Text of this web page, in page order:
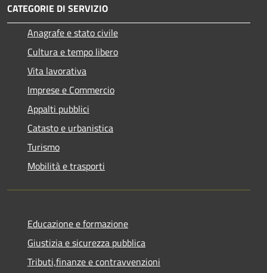
CATEGORIE DI SERVIZIO
Anagrafe e stato civile
Cultura e tempo libero
Vita lavorativa
Imprese e Commercio
Appalti pubblici
Catasto e urbanistica
Turismo
Mobilità e trasporti
Educazione e formazione
Giustizia e sicurezza pubblica
Tributi,finanze e contravvenzioni